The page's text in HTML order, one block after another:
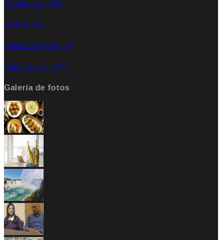
Testimonios (33)
Interés (25)
Nueva categoría (0)
Nota de tapa (77)
Galería de fotos